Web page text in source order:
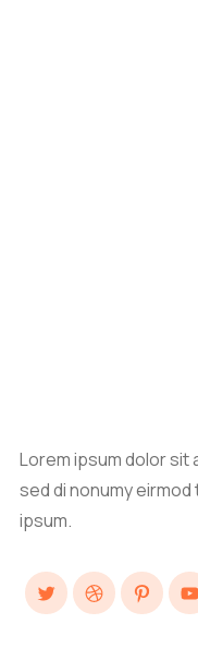
Lorem ipsum dolor
sed di nonumy
ipsum.
TwitterDribbble